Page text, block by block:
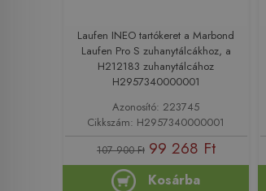
Laufen INEO tartókeret a Marbond
Laufen Pro S zuhanytálcákhoz, a
H212183 zuhanytálcához
H2957340000001
Azonosító: 223745
Cikkszám: H2957340000001
107 900 Ft 99 268 Ft
Kosárba